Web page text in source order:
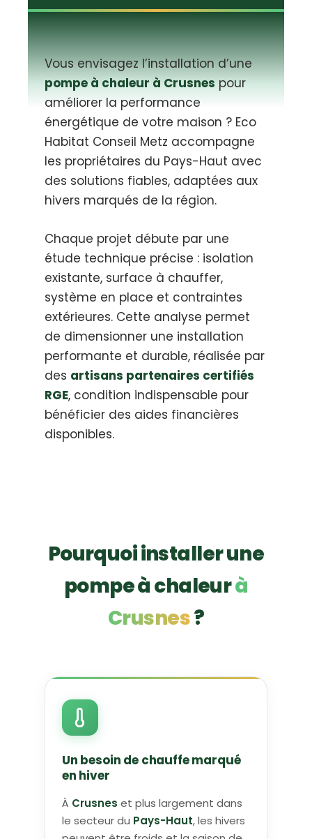
Vous envisagez l’installation d’une
pompe à chaleur à Crusnes pour
améliorer la performance
énergétique de votre maison ? Eco
Habitat Conseil Metz accompagne
les propriétaires du Pays-Haut avec
des solutions fiables, adaptées aux
hivers marqués de la région.
Chaque projet débute par une
étude technique précise : isolation
existante, surface à chauffer,
système en place et contraintes
extérieures. Cette analyse permet
de dimensionner une installation
performante et durable, réalisée par
des artisans partenaires certifiés
RGE, condition indispensable pour
bénéficier des aides financières
disponibles.
Pourquoi installer une
pompe à chaleurà
Crusnes?
Un besoin de chauffe marqué
en hiver
À Crusnes et plus largement dans
le secteur du Pays-Haut, les hivers